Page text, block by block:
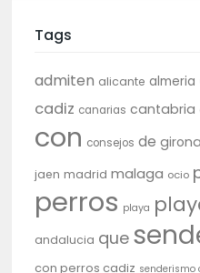
Tags
admiten alicante almeria
cadiz canarias cantabria
con consejos de girona
jaen madrid malaga ocio
perros playa
andalucia que
con perros cadiz senderismo